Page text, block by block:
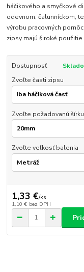
háčikového a smyčkové
odevnom, čalunníckom,
výrobu pracovných
zipsy majú široké použitie
Dostupnosť
Zvoľte časti zipsu
Zvoľte požadovanú šírku
Zvoľte veľkosť balenia
1,33 €/ks
1,10 € bez DPH